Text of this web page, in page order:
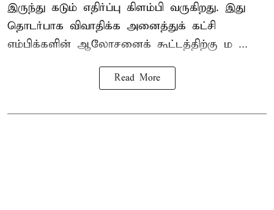
இருந்து கடும் எதிர்ப்பு கிளம்பி வருகிறது. இது
தொடர்பாக விவாதிக்க அனைத்துக் கட்சி
எம்பிக்களின் ஆலோசனைக் கூட்டத்திற்கு ம ...
Read More